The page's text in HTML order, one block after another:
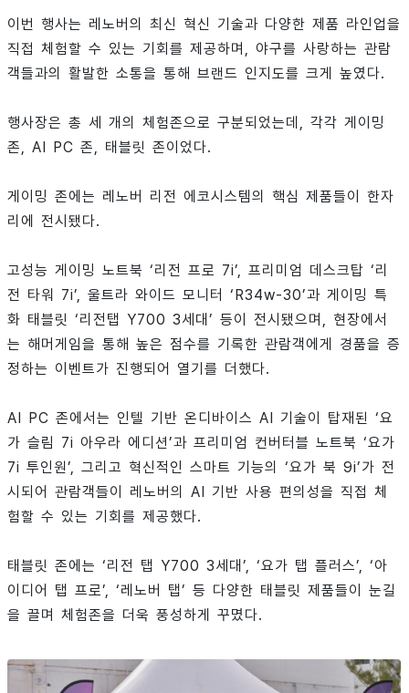
이번 행사는 레노버의 최신 혁신 기술과 다양한 제품 라인업을
직접 체험할 수 있는 기회를 제공하며, 야구를 사랑하는 관람
객들과의 활발한 소통을 통해 브랜드 인지도를 크게 높였다.
행사장은 총 세 개의 체험존으로 구분되었는데, 각각 게이밍
존, AI PC 존, 태블릿 존이었다.
게이밍 존에는 레노버 리전 에코시스템의 핵심 제품들이 한자
리에 전시됐다.
고성능 게이밍 노트북 ‘리전 프로 7i’, 프리미엄 데스크탑 ‘리
전 타워 7i’, 울트라 와이드 모니터 ‘R34w-30’과 게이밍 특
화 태블릿 ‘리전탭 Y700 3세대’ 등이 전시됐으며, 현장에서
는 해머게임을 통해 높은 점수를 기록한 관람객에게 경품을 증
정하는 이벤트가 진행되어 열기를 더했다.
AI PC 존에서는 인텔 기반 온디바이스 AI 기술이 탑재된 ‘요
가 슬림 7i 아우라 에디션’과 프리미엄 컨버터블 노트북 ‘요가
7i 투인원’, 그리고 혁신적인 스마트 기능의 ‘요가 북 9i’가 전
시되어 관람객들이 레노버의 AI 기반 사용 편의성을 직접 체
험할 수 있는 기회를 제공했다.
태블릿 존에는 ‘리전 탭 Y700 3세대’, ‘요가 탭 플러스’, ‘아
이디어 탭 프로’, ‘레노버 탭’ 등 다양한 태블릿 제품들이 눈길
을 끌며 체험존을 더욱 풍성하게 꾸몄다.